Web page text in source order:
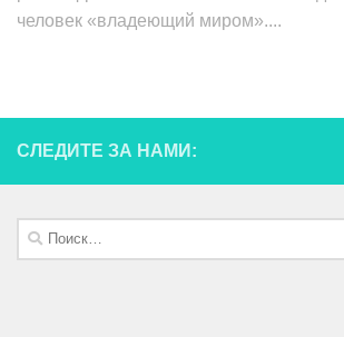
человек «владеющий миром»....
СЛЕДИТЕ ЗА НАМИ: